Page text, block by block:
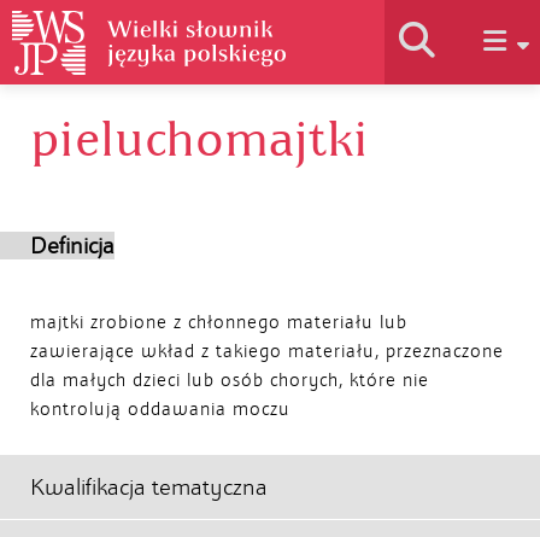
Historia słownika
Autorzy
pieluchomajtki
Definicja
majtki zrobione z chłonnego materiału lub
zawierające wkład z takiego materiału, przeznaczone
dla małych dzieci lub osób chorych, które nie
kontrolują oddawania moczu
Kwalifikacja tematyczna